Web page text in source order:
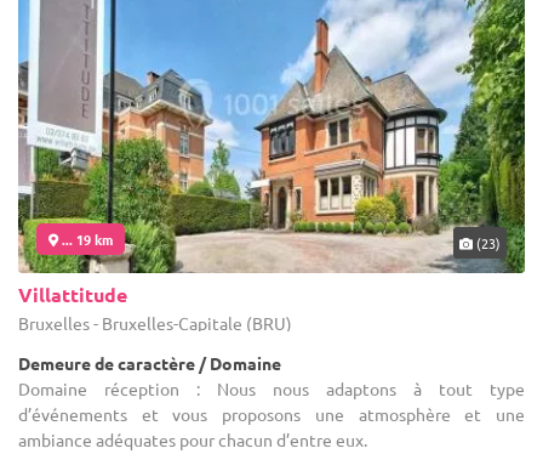
... 19 km (23)
Villattitude
Bruxelles - Bruxelles-Capitale (BRU)
Demeure de caractère / Domaine
Domaine réception : Nous nous adaptons à tout type
d’événements et vous proposons une atmosphère et une
ambiance adéquates pour chacun d’entre eux.